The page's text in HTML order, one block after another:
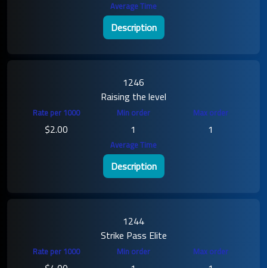
Description
1246
Raising the level
$2.00
1 1
Description
1244
Strike Pass Elite